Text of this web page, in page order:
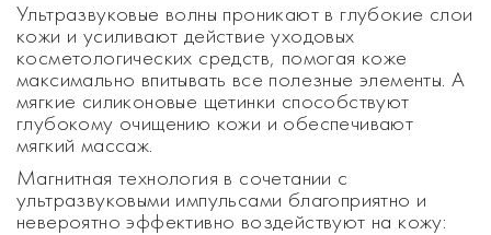
Ультразвуковые волны проникают в глубокие слои
кожи и усиливают действие уходовых
косметологических средств, помогая коже
максимально впитывать все полезные элементы. А
мягкие силиконовые щетинки способствуют
глубокому очищению кожи и обеспечивают
мягкий массаж.
Магнитная технология в сочетании с
ультразвуковыми импульсами благоприятно и
невероятно эффективно воздействуют на кожу: